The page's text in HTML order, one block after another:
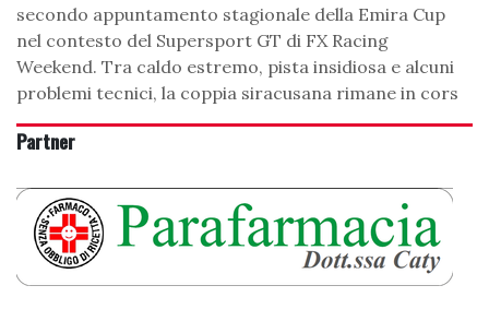
secondo appuntamento stagionale della Emira Cup
nel contesto del Supersport GT di FX Racing
Weekend. Tra caldo estremo, pista insidiosa e alcuni
problemi tecnici, la coppia siracusana rimane in cors
Partner